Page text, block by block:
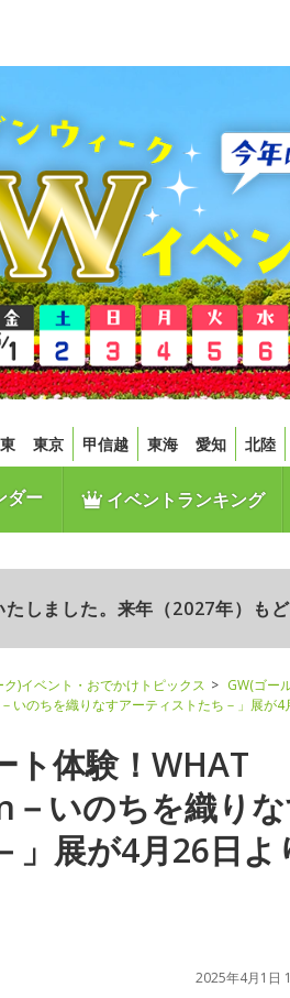
東京 甲信越 東海 愛知 北陸
ダー イベントランキング
しました。来年（2027年）も
)イベント・おでかけトピックス
GW(ゴー
いのちを織りなすアーティストたち－」展が
ト体験！WHAT
いのちを織り
」展が4月26日よ
2025年4月1日